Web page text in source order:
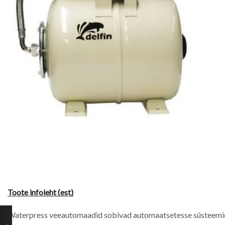
Toote infoleht (est)
Waterpress veeautomaadid sobivad automaatsetesse